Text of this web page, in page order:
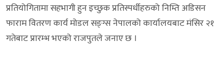
प्रतियोगितामा सहभागी हुन इच्छुक प्रतिस्पर्धीहरुको निम्ति अडिसन
फाराम वितरण कार्य मोडल सङ्ग्स नेपालको कार्यालयबाट मंसिर २१
गतेबाट प्रारम्भ भएको राजपुतले जनाए छ ।